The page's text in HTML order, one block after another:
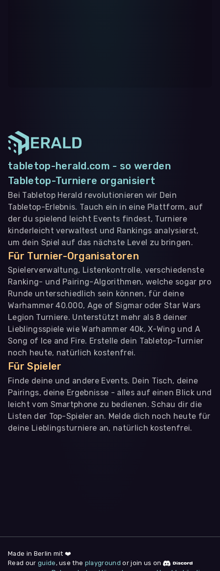
tabletop-herald.com - so werden
Tabletop-Turniere organisiert
Bei Tabletop Herald revolutionieren wir Dein
Tabletop-Erlebnis. Tauch ein in eine Plattform, auf
der du spielend leicht Events findest, Turniere
kinderleicht verwaltest und Rankings analysierst,
um dein Spiel auf das nächste Level zu bringen.
Für Turnier-Organisatoren
Spielerverwaltung, Listenkontrolle, verschiedenste
Ranking- und Pairing-Algorithmen, welche sogar pro
Runde unterschiedlich sein können, für deine
Warhammer 40.000, Age of Sigmar oder Star Wars
Legion Turniere. Unterstützt mehr als 8 deiner
Lieblingsspiele wie Warhammer 40k, X-Wing und A
Song of Ice and Fire. Erstelle dein Tabletop-Turnier
noch heute, natürlich kostenfrei.
Für Spieler
Finde deine und andere Events. Dein Tisch, deine
Pairings, deine Ergebnisse - alles auf einen Blick und
leicht vom Smartphone zu bedienen. Schau dir die
Listen der Top-Spieler an. Melde dich noch heute für
deine Lieblingsturniere an, natürlich kostenfrei.
deine Zustimmung jederzeit unter "
am Seitenende widerrufen.
Made in Berlin mit ❤️
Read our guide , use the playground or join us on